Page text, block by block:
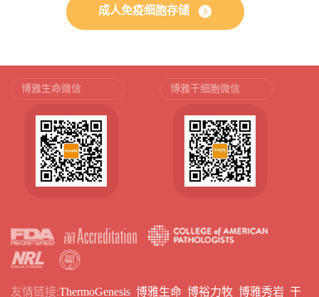
成人免疫细胞存储
博雅生命微信 博雅干细胞微信
友情链接:ThermoGenesis 博雅生命 博裕力牧 博雅秀岩 干